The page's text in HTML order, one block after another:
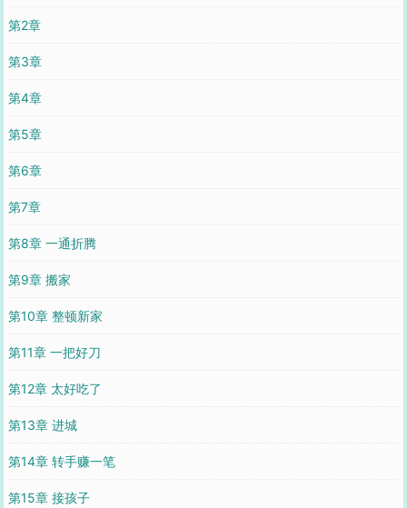
第2章
第3章
第4章
第5章
第6章
第7章
第8章 一通折腾
第9章 搬家
第10章 整顿新家
第11章 一把好刀
第12章 太好吃了
第13章 进城
第14章 转手赚一笔
第15章 接孩子